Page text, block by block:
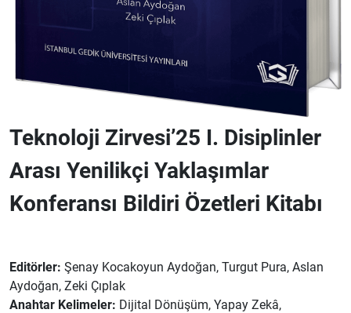
Teknoloji Zirvesi’25 I. Disiplinler
Arası Yenilikçi Yaklaşımlar
Konferansı Bildiri Özetleri Kitabı
Editörler: Şenay Kocakoyun Aydoğan, Turgut Pura, Aslan
Aydoğan, Zeki Çıplak
Anahtar Kelimeler: Dijital Dönüşüm, Yapay Zekâ,